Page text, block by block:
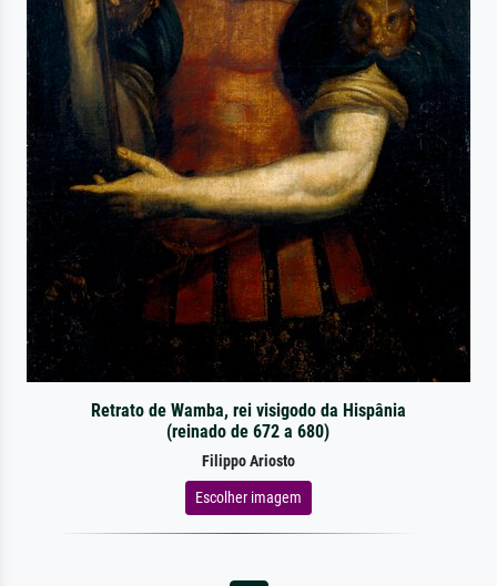
Retrato de Wamba, rei visigodo da Hispânia
(reinado de 672 a 680)
Filippo Ariosto
Escolher imagem